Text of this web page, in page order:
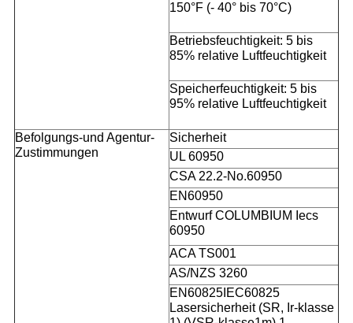
150°F (- 40° bis 70°C)
Betriebsfeuchtigkeit: 5 bis
85% relative Luftfeuchtigkeit
Speicherfeuchtigkeit: 5 bis
95% relative Luftfeuchtigkeit
Befolgungs-und Agentur-
Zustimmungen
Sicherheit
UL 60950
CSA 22.2-No.60950
EN60950
Entwurf COLUMBIUM Iecs
60950
ACA TS001
AS/NZS 3260
EN60825IEC60825
Lasersicherheit (SR, Ir-klasse